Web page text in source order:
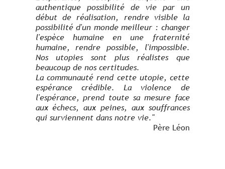
authentique possibilité de vie par un
début de réalisation, rendre visible la
possibilité d'un monde meilleur : changer
l'espèce humaine en une fraternité
humaine, rendre possible, l'impossible.
Nos utopies sont plus réalistes que
beaucoup de nos certitudes.
La communauté rend cette utopie, cette
espérance crédible. La violence de
l'espérance, prend toute sa mesure face
aux échecs, aux peines, aux souffrances
qui surviennent dans notre vie."
Père Léon